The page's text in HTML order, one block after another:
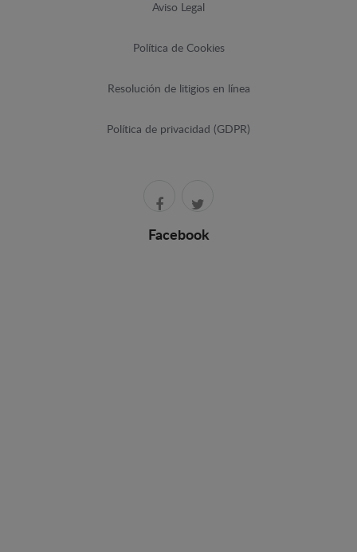
Aviso Legal
Política de Cookies
Resolución de litigios en línea
Política de privacidad (GDPR)
Facebook